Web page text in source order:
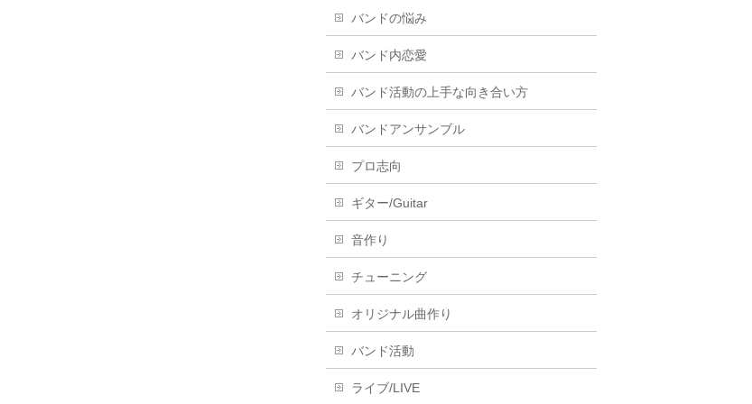
バンドの悩み
バンド内恋愛
バンド活動の上手な向き合い方
バンドアンサンブル
プロ志向
ギター/Guitar
音作り
チューニング
オリジナル曲作り
バンド活動
ライブ/LIVE